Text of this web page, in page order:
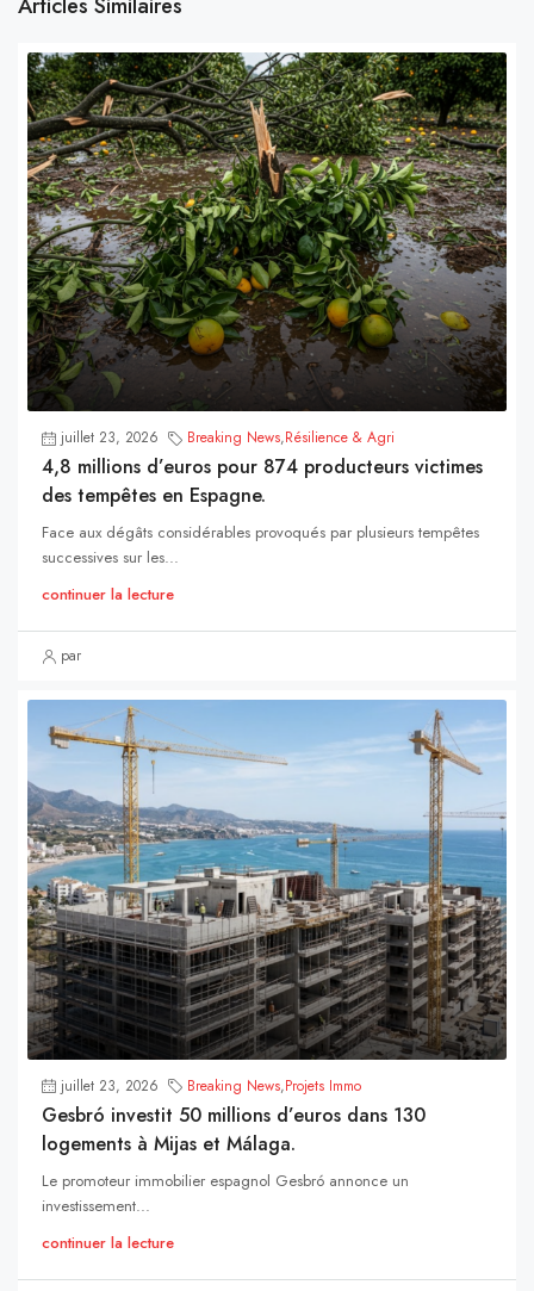
juillet 23, 2026 Breaking News,Résilience & Agri
4,8 millions d’euros pour 874 producteurs victimes
des tempêtes en Espagne.
Face aux dégâts considérables provoqués par plusieurs tempêtes
successives sur les...
continuer la lecture
par
juillet 23, 2026 Breaking News,Projets Immo
Gesbró investit 50 millions d’euros dans 130
logements à Mijas et Málaga.
Le promoteur immobilier espagnol Gesbró annonce un
investissement...
continuer la lecture